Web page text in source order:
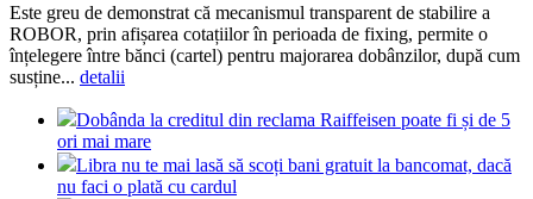
Este greu de demonstrat că mecanismul transparent de stabilire a
ROBOR, prin afișarea cotațiilor în perioada de fixing, permite o
înțelegere între bănci (cartel) pentru majorarea dobânzilor, după cum
susține... detalii
Dobânda la creditul din reclama Raiffeisen poate fi și de 5
ori mai mare
Libra nu te mai lasă să scoți bani gratuit la bancomat, dacă
nu faci o plată cu cardul